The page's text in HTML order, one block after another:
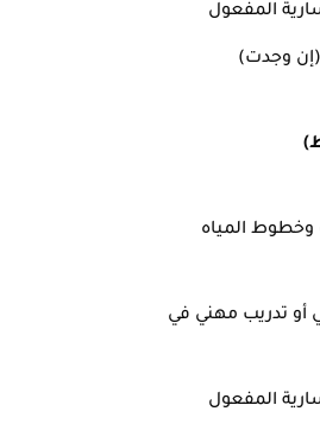
المفعول
(إن وجدت)
المياه
أو تدريب مهني في
المفعول